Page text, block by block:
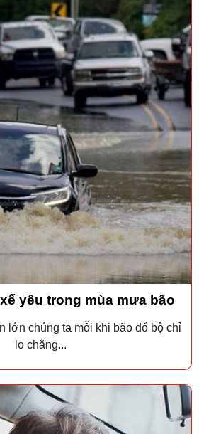
yêu trong mùa mưa bão
lớn chúng ta mỗi khi bão đổ bộ chỉ
lo chằng...